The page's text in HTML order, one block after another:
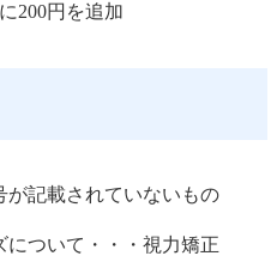
200円を追加
が記載されていないもの
について・・・視力矯正